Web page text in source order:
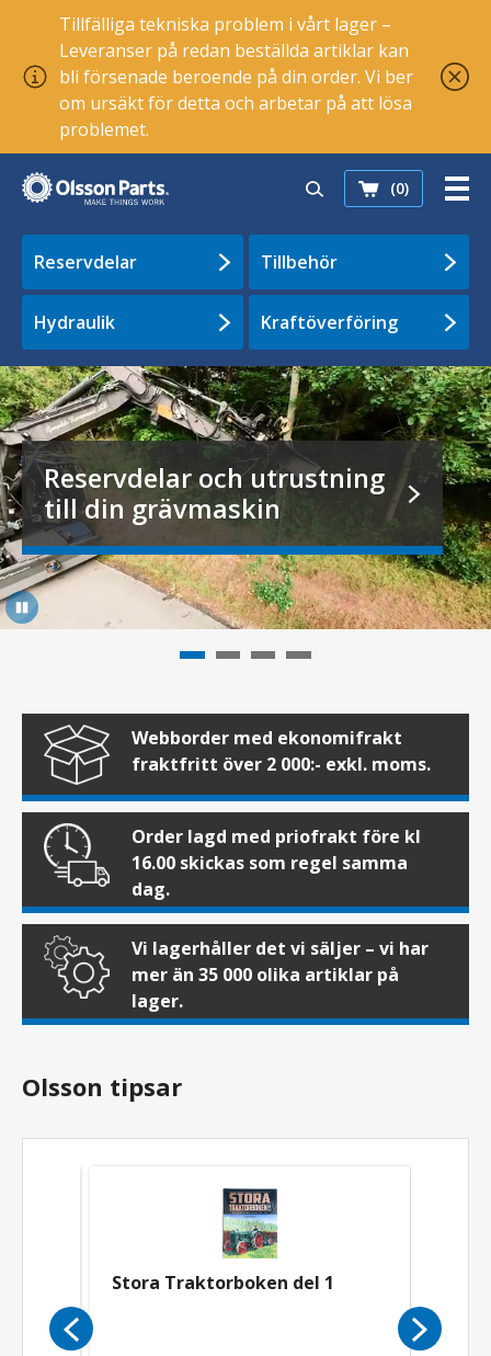
Tillfälliga tekniska problem i vårt lager –
Leveranser på redan beställda artiklar kan
bli försenade beroende på din order. Vi ber
om ursäkt för detta och arbetar på att lösa
problemet.
(0)
Reservdelar Tillbehör
Hydraulik Kraftöverföring
Välkommen till Olsson
Reservdelar och utrustning
till din grävmaskin
Webborder med ekonomifrakt
fraktfritt över 2 000:- exkl. moms.
Order lagd med priofrakt före kl
16.00 skickas som regel samma
dag.
Vi lagerhåller det vi säljer – vi har
mer än 35 000 olika artiklar på
lager.
Olsson tipsar
Stora Traktorboken del 1